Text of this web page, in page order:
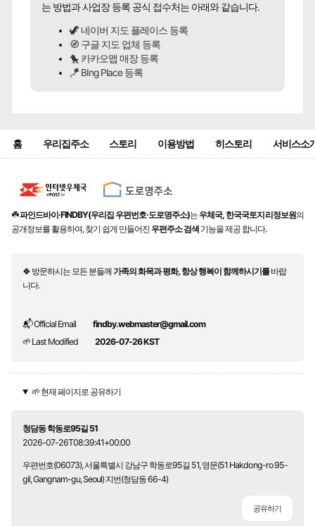
는 방법과 사업장 등록 공식 접수처는 아래와 같습니다.
🦖 네이버 지도 플레이스 등록
🧭 구글 지도 업체 등록
🐤 카카오맵 매장 등록
🪁 BIng Place 등록
홈 우리집주소 스토리 이용방법 히스토리 서비스소
☘️파인드바이·FINDBY(우리집 우편번호·도로명주소)는 우체국, 한국국토지리정보원의
공개정보를 활용하여, 찾기 쉽게 만들어진 우편주소 검색 기능을 제공 합니다.
🍀 방문하시는 모든 분들께가족의 화목과 평화, 항상 행복이 함께하시기를바랍
니다.
📬 Official Email
findby.webmaster@gmail.com
🌱 Last Modified
2026-07-26 KST
🌱 현재 페이지로 공유하기
청담동 학동로95길 51
2026-07-26T08:39:41+00:00
우편번호(06073), 서울특별시 강남구 학동로95길 51, 영문(51 Hakdong-ro 95-
gil, Gangnam-gu, Seoul) 지번(청담동 66-4)
공유하기